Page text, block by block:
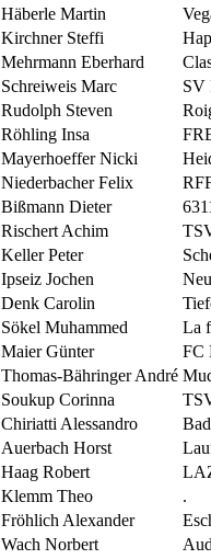
Häberle Martin
Kirchner Steffi
Mehrmann Eberhard
Schreiweis Marc SV
Rudolph Steven
Röhling Insa
Mayerhoeffer Nicki
Niederbacher Felix
Bißmann Dieter
Rischert Achim
Keller Peter
Ipseiz Jochen
Denk Carolin
Sökel Muhammed La
Maier Günter FC
Thomas-Bähringer André
Soukup Corinna
Chiriatti Alessandro
Auerbach Horst
Haag Robert
Klemm Theo .
Fröhlich Alexander
Wach Norbert